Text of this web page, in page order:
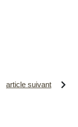
article suivant